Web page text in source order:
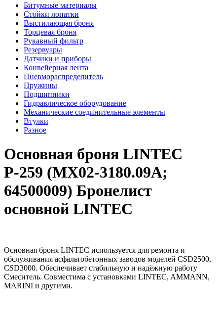
Битумные материалы
Стойки лопатки
Выстилающая броня
Торцевая броня
Рукавный фильтр
Резервуары
Датчики и приборы
Конвейерная лента
Пневмораспределитель
Пружины
Подшипники
Гидравлическое оборудование
Механические соединительные элементы
Втулки
Разное
Основная броня LINTEC
Р-259 (MX02-3180.09A;
64500009) Бронелист
основной LINTEC
Основная броня LINTEC используется для ремонта и
обслуживания асфальтобетонных заводов моделей CSD2500,
CSD3000. Обеспечивает стабильную и надёжную работу
Смеситель. Совместима с установками LINTEC, AMMANN,
MARINI и другими.